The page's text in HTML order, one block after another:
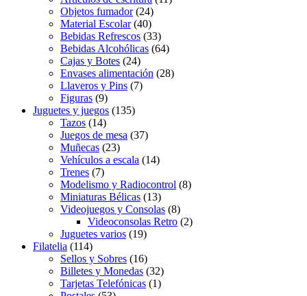
Objetos fumador(24)
Material Escolar(40)
Bebidas Refrescos (33)
Bebidas Alcohólicas (64)
Cajas y Botes (24)
Envases alimentación (28)
Llaveros y Pins (7)
Figuras (9)
Juguetes y juegos (135)
Tazos (14)
Juegos de mesa (37)
Muñecas (23)
Vehículos a escala (14)
Trenes (7)
Modelismo y Radiocontrol (8)
Miniaturas Bélicas (13)
Videojuegos y Consolas (8)
Videoconsolas Retro (2)
Juguetes varios (19)
Filatelia (114)
Sellos y Sobres (16)
Billetes y Monedas (32)
Tarjetas Telefónicas (1)